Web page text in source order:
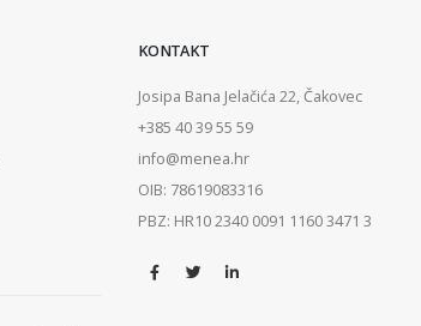
KONTAKT
Josipa Bana Jelačića 22, Čakovec
+385 40 39 55 59
info@menea.hr
OIB: 78619083316
PBZ: HR10 2340 0091 1160 3471 3